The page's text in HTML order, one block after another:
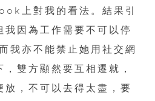
上對我的看法。結果引
我因為工作需要不可以停
亦不能禁止她用社交網
雙方顯然要互相遷就，
放，不可以去得太盡，要